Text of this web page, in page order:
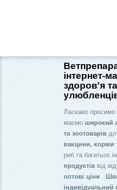
інтернет-
здоров'я
Ласкаво просимо
маємоширокий
та зоотоварів
вакцини, корми
риб та багатьох
продуктів від
оптові ціни.
індивідуальний